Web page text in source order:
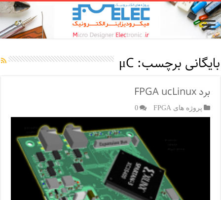
بایگانی برچسب:μC
برد FPGA ucLinux
پروژه های FPGA 0